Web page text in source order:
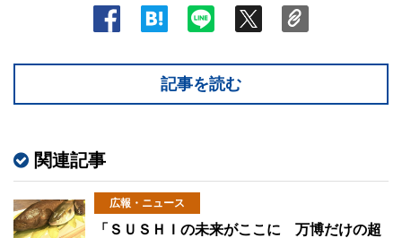
記事を読む
関連記事
広報・ニュース
「ＳＵＳＨＩの未来がここに 万博だけの超